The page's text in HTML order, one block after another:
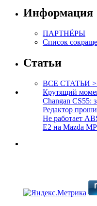
Информация
ПАРТНЁРЫ
Список
Статьи
ВСЕ СТАТЬИ
Крутящий
Changan CS55:
Редактор
Не работает
E2 на Mazda